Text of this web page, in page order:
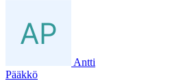
Antti
Pääkkö